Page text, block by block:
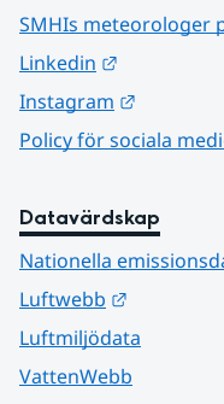
SMHIs meteorologer
Linkedin
Instagram
Policy för sociala
Datavärdskap
Nationella
Luftwebb
Luftmiljödata
VattenWebb